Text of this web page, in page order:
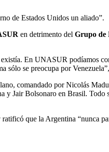
de Estados Unidos un aliado”.
en detrimento del Grupo de
En UNASUR podíamos
sólo se preocupa por
comandado por Nicolás
Jair Bolsonaro en Brasil. Todo
ratificó que la Argentina “nunca